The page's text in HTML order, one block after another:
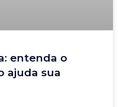
entenda o
ajuda sua